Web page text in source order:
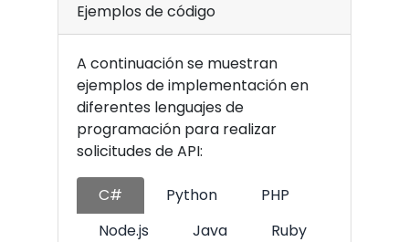
Ejemplos de código
A continuación se muestran
ejemplos de implementación en
diferentes lenguajes de
programación para realizar
solicitudes de API:
C# Python
PHP
Node.js
Java
Ruby